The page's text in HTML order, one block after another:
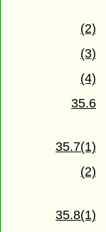
(2)
(3)
(4)
35.6
35.7(1)
(2)
35.8(1)